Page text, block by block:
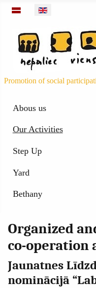
Select your language
Promotion of social
Abous us
Our Activities
Step Up
Yard
Bethany
Organized
co-operation
Jaunatnes
nominācijā